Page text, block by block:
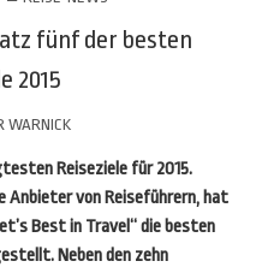
fünf der besten
2015
WARNICK
Reiseziele für 2015.
Anbieter von Reiseführern, hat
Best in Travel“ die besten
Neben den zehn